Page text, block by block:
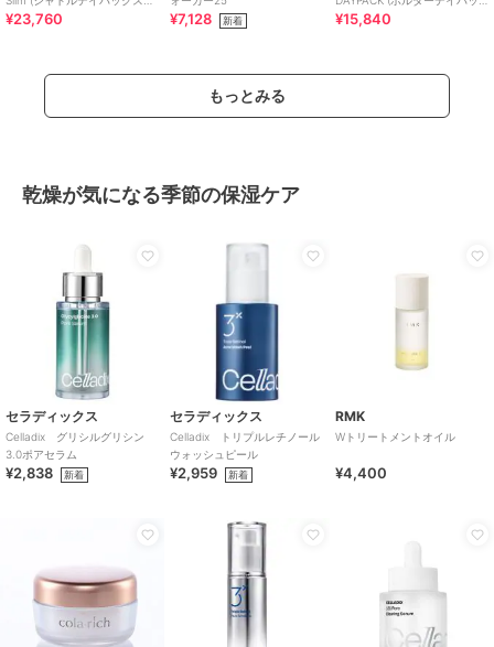
ム)
¥23,760 ¥7,128 新着
ク)
¥15,840
もっとみる
乾燥が気になる季節の保湿ケア
セラディックス
Celladix グリシルグリシン
3.0ポアセラム
¥2,838 新着
セラディックス
Celladix トリプルレチノール
ウォッシュピール
¥2,959 新着
RMK
Wトリートメントオイル
¥4,400